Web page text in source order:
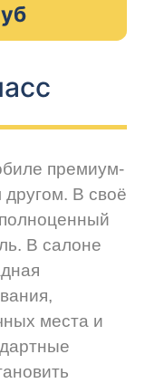
премиум-
В своё
В салоне
места и